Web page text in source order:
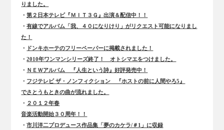
りました。
・第２日本テレビ『ＭＩＴ３Ｇ』出演＆配信中！！
・有線でアルバム「我、４０になりけり」がリクエスト可能になりまし
た！
・
ドンキホーテのフリーペーパーに掲載されました！
・2010年ワンマンシリーズ終了！ オトシマエをつけました。
・ ＮＥＷアルバム 『人生という詩』好評発売中！
・ フジテレビ ザ・ノンフィクション 『ホストの前に人間やろ5』
でさとうもときの曲が流れました。
・ ２０１２年春
音楽活動開始３０周年！！
・市川洋二プロデュース作品集「夢のカケラ/＃1」に収録